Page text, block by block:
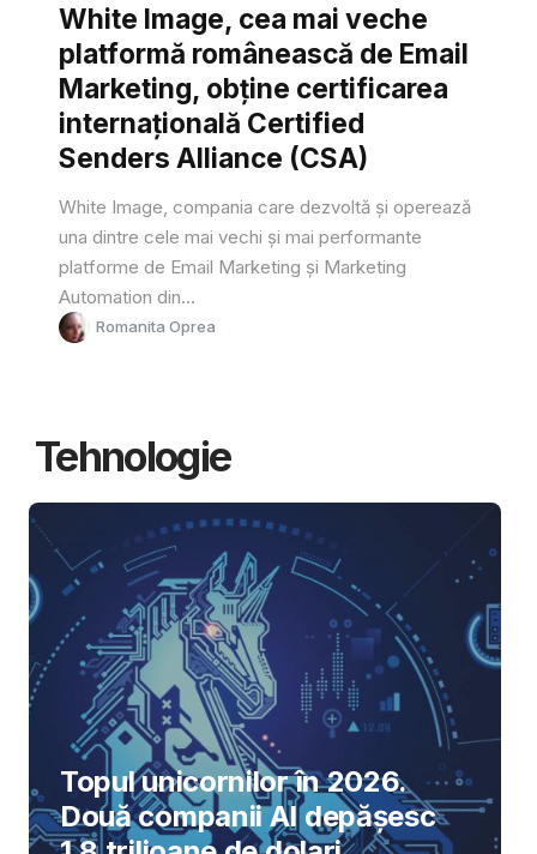
White Image, cea mai veche
platformă românească de Email
Marketing, obține certificarea
internațională Certified
Senders Alliance (CSA)
White Image, compania care dezvoltă și operează
una dintre cele mai vechi și mai performante
platforme de Email Marketing și Marketing
Automation din...
Romanita Oprea
Tehnologie
Topul unicornilor în 2026.
Două companii AI depășesc